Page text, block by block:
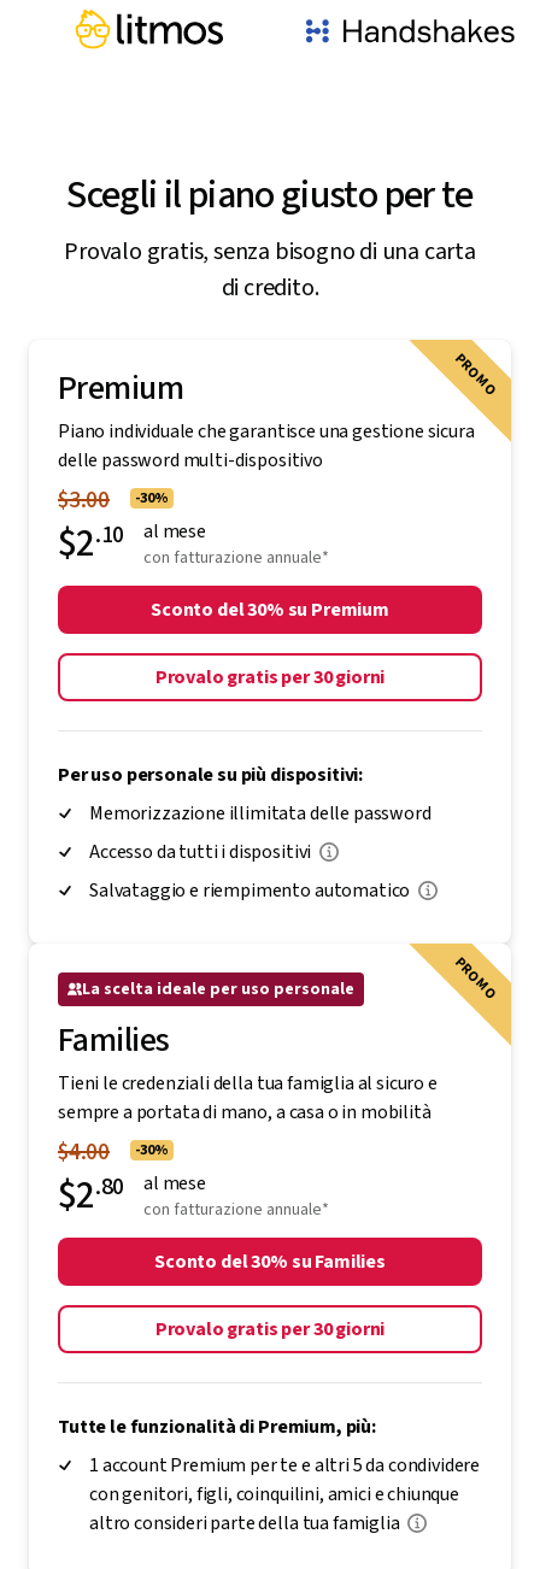
Scegli il piano giusto per te
PROMO
Premium
Piano individuale che garantisce una gestione sicura
delle password multi-dispositivo
$3.00 -30%
$2.10 al mese
con fatturazione annuale*
Sconto del 30% su Premium
Provalo gratis per 30 giorni
Salvataggio e riempimento automatico
PROMO
La scelta ideale per uso personale
Families
Tieni le credenziali della tua famiglia al sicuro e
sempre a portata di mano, a casa o in mobilità
$4.00 -30%
$2.80 al mese
con fatturazione annuale*
Sconto del 30% su Families
Provalo gratis per 30 giorni
Tutte le funzionalità di Premium, più:
1 account Premium per te e altri 5 da condividere